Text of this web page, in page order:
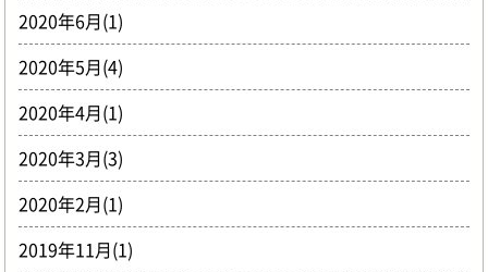
2020年6月(1)
2020年5月(4)
2020年4月(1)
2020年3月(3)
2020年2月(1)
2019年11月(1)